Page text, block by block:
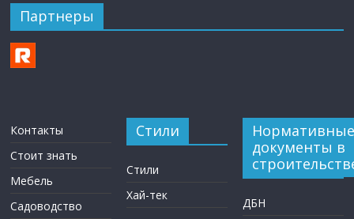
Партнеры
Контакты
Стоит знать
Мебель
Садоводство
Стили
Стили
Хай-тек
Нормативные
документы в
ДБН